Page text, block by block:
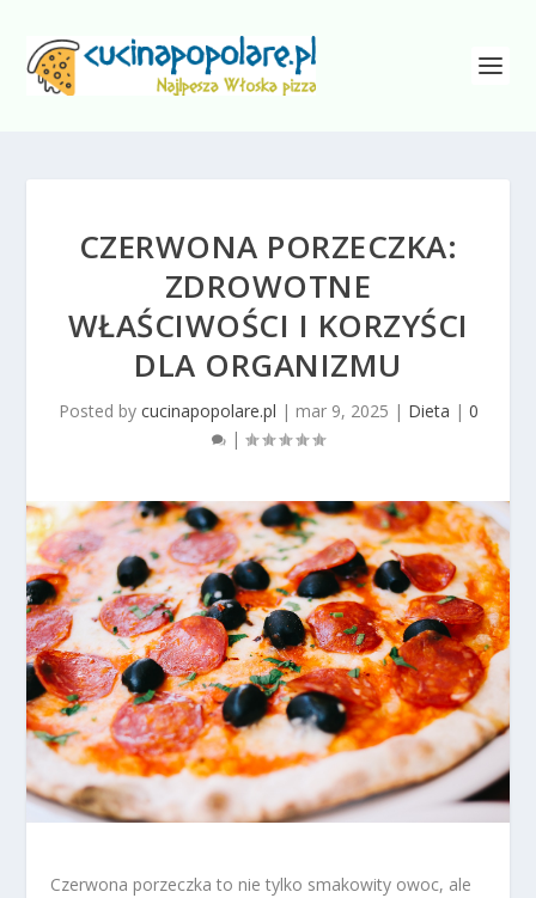
CZERWONA PORZECZKA:
ZDROWOTNE
WŁAŚCIWOŚCI I KORZYŚCI
DLA ORGANIZMU
Posted by cucinapopolare.pl | mar 9, 2025 | Dieta | 0
|
Czerwona porzeczka to nie tylko smakowity owoc, ale